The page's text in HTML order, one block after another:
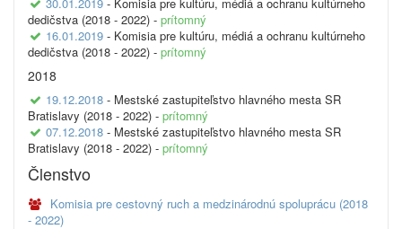
dedičstva (2018 - 2022) - prítomný
16.01.2019 - Komisia pre kultúru, médiá a ochranu kultúrneho
dedičstva (2018 - 2022) - prítomný
2018
19.12.2018 - Mestské zastupiteľstvo hlavného mesta SR
Bratislavy (2018 - 2022) - prítomný
07.12.2018 - Mestské zastupiteľstvo hlavného mesta SR
Bratislavy (2018 - 2022) - prítomný
Členstvo
Komisia pre cestovný ruch a medzinárodnú spoluprácu (2018
- 2022)